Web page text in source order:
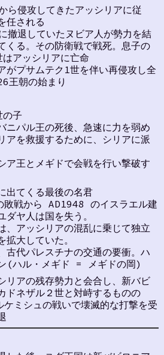
ら侵攻してきたアッシリアに従
任される
撤退していたヌビア人が勢力を結
くる。その防衛戦で戦死。息子の
アッシリアに亡命
がプサムテク1世を伴い再侵攻し全
王朝の始まり
の子
ニパル王の死後、急速に力を弱め
アを救援するために、シリアに派
ア王とメギドで会戦を行い撃破す
出てくる最後の名君
敗戦から AD1948 のイスラエル建
ダヤ人は国を失う。
、アッシリアの混乱に乗じて独立
拡大していた。
古代パレスチナの交通の要衝。ハ
(ハル・メギド = メギドの岡)
リアの残存勢力と会合し、新バビ
ドネザル２世と対峙するものの
ミシュの戦いで壊滅的な打撃を受